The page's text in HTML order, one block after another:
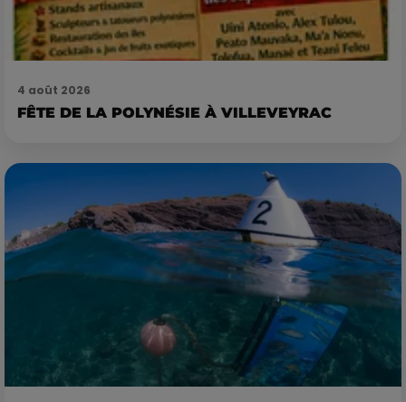
4 août 2026
FÊTE DE LA POLYNÉSIE À VILLEVEYRAC